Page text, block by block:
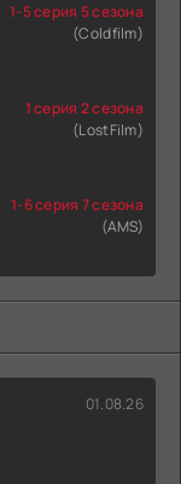
1-5 серия 5 сезона
(Coldfilm)
1 серия 2 сезона
(LostFilm)
1-6 серия 7 сезона
(AMS)
01.08.26